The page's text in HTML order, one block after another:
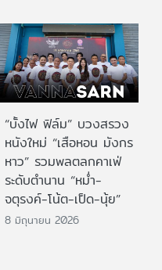
“บั้งไฟ ฟิล์ม” บวงสรวง
หนังใหม่ “เสือหอน มังกร
หาว” รวมพลตลกคาเฟ่
ระดับตำนาน “หม่ำ-
จตุรงค์-โน้ต-เป็ด-นุ้ย”
8 มิถุนายน 2026